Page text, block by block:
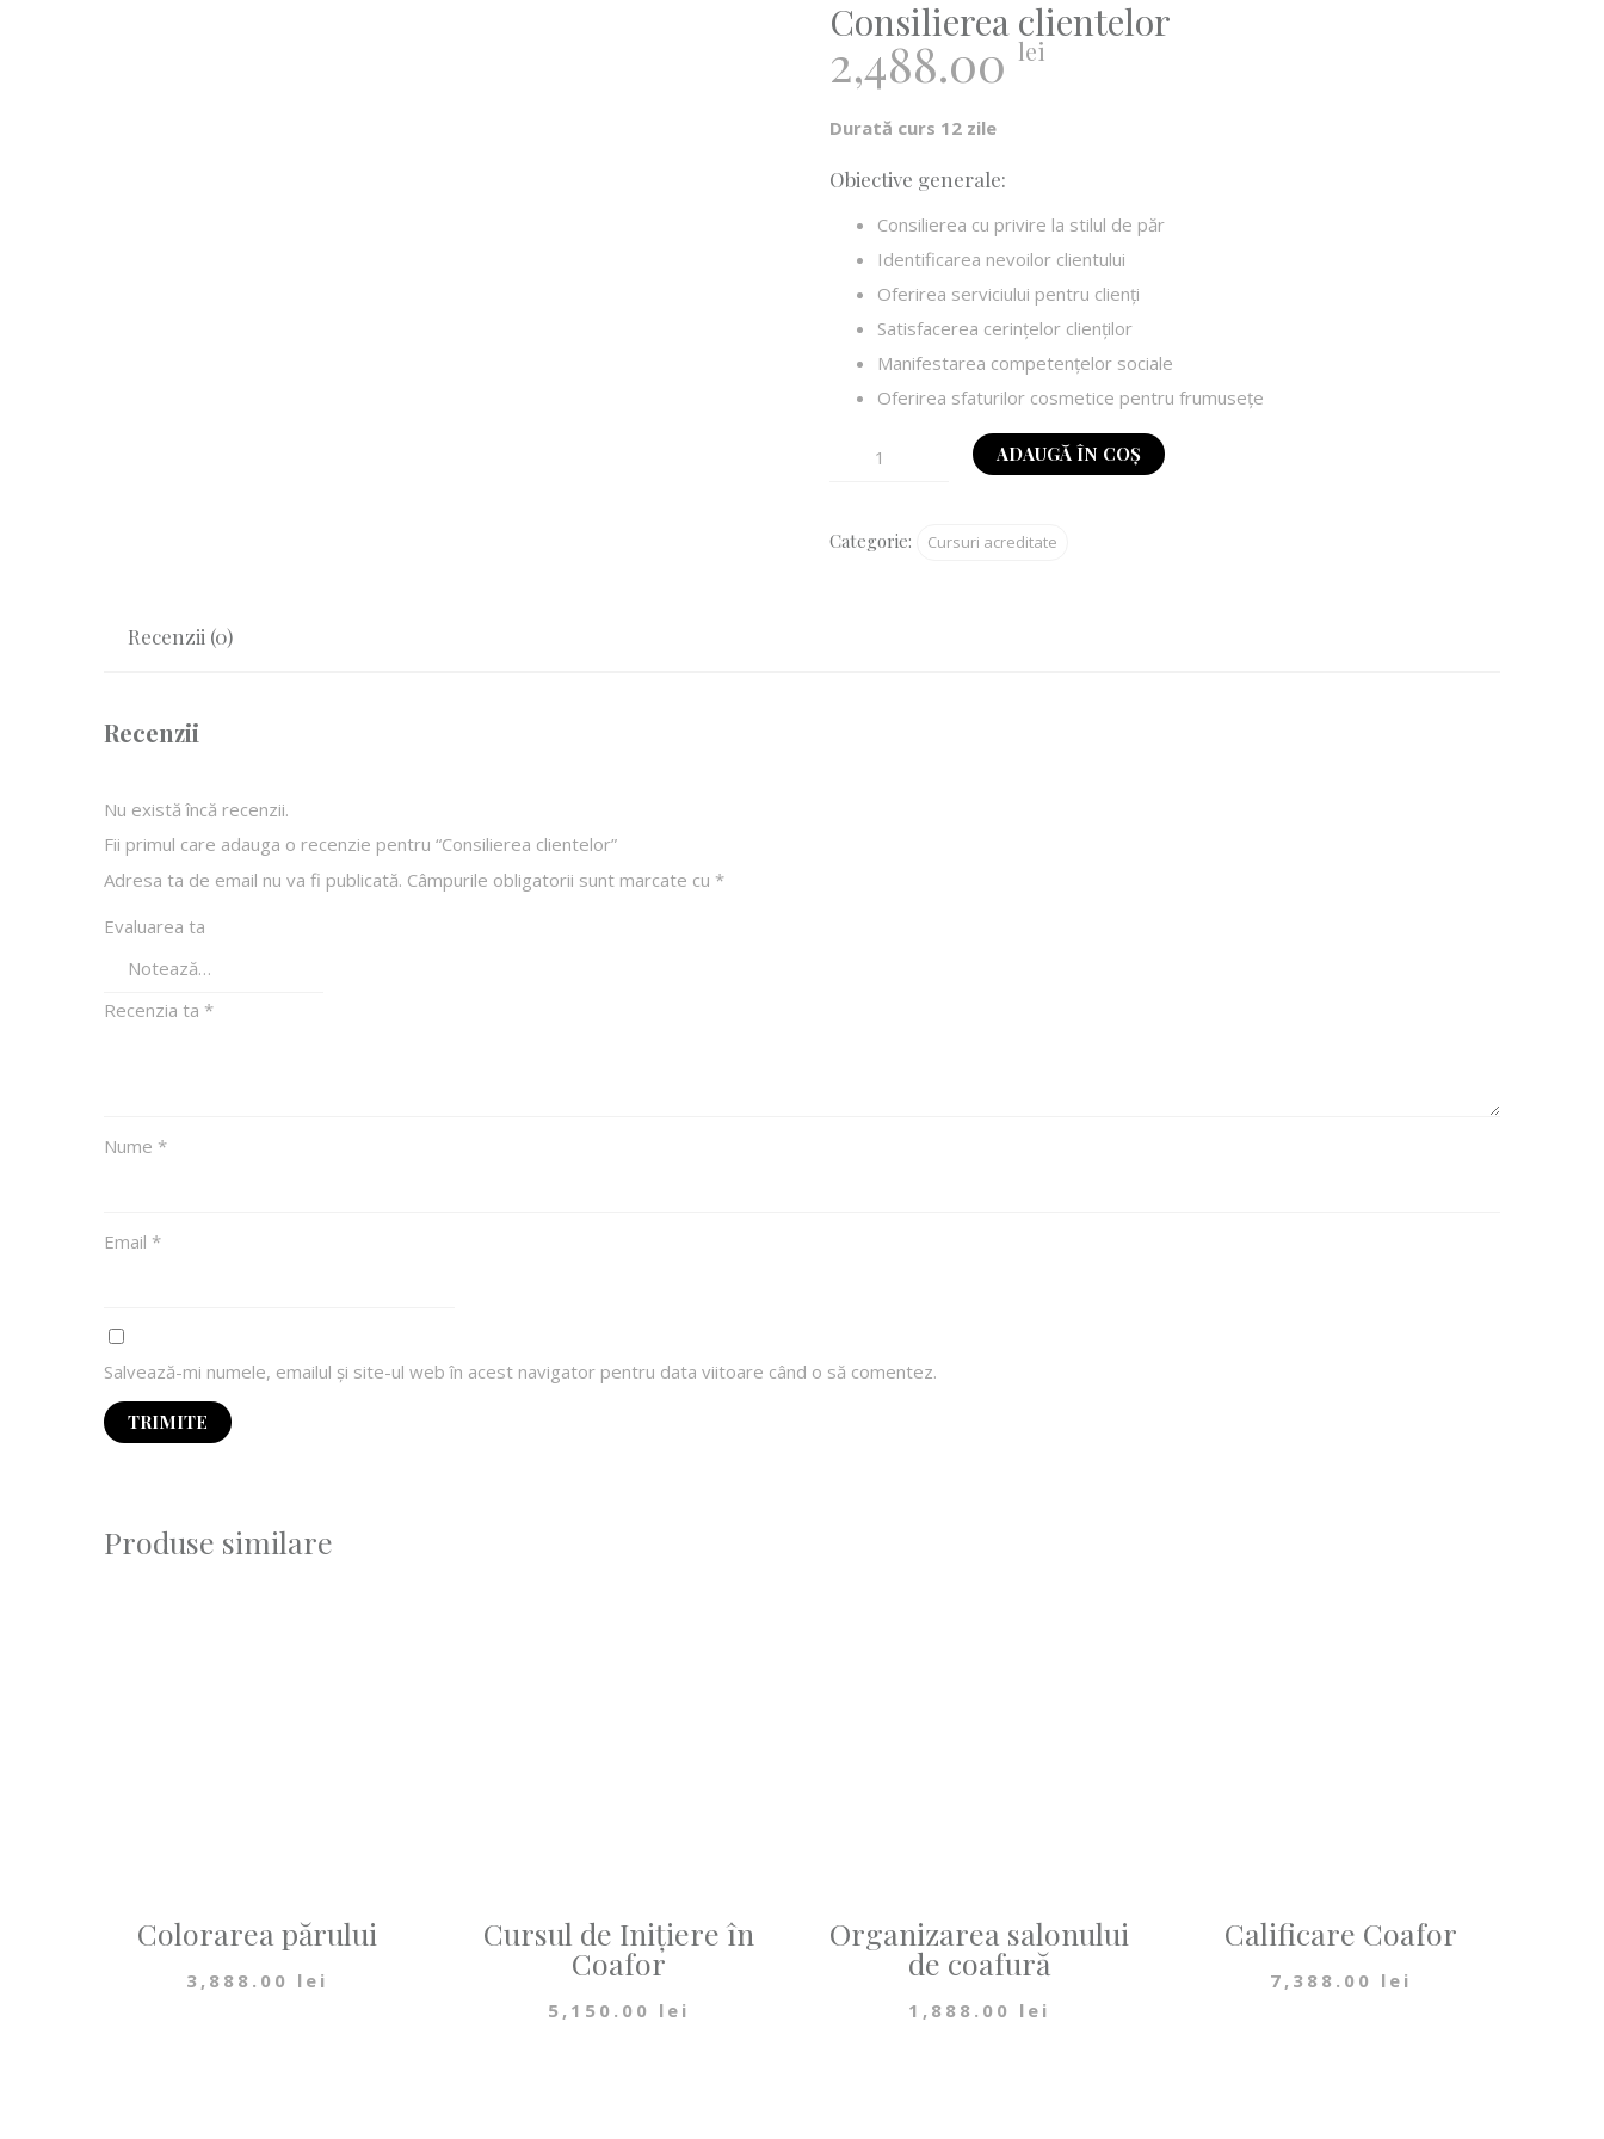
Consilierea clientelor
2,488.00 lei
Durată curs 12 zile
Obiective generale:
Consilierea cu privire la stilul de păr
Identificarea nevoilor clientului
Oferirea serviciului pentru clienți
Satisfacerea cerinţelor clienţilor
Manifestarea competenţelor sociale
Oferirea sfaturilor cosmetice pentru frumusețe
ADAUGĂ ÎN COȘ
Categorie: Cursuri acreditate
Recenzii (0)
Recenzii
Nu există încă recenzii.
Fii primul care adauga o recenzie pentru “Consilierea clientelor”
Adresa ta de email nu va fi publicată. Câmpurile obligatorii sunt marcate cu *
Evaluarea ta
Recenzia ta *
Nume *
Email *
Salvează-mi numele, emailul și site-ul web în acest navigator pentru data viitoare când o să comentez.
Produse similare
Colorarea părului
3,888.00 lei
Cursul de Inițiere în
Coafor
5,150.00 lei
Organizarea salonului
de coafură
1,888.00 lei
Calificare Coafor
7,388.00 lei